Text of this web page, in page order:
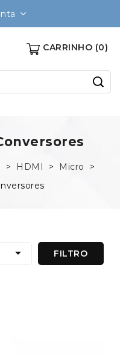
CARRINHO (0)
HDMI
Micro
 FILTRO